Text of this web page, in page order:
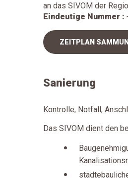
an das SIVOM der
Eindeutige Nummer :
ZEITPLAN
Sanierung
Kontrolle, Notfall,
Das SIVOM dient den